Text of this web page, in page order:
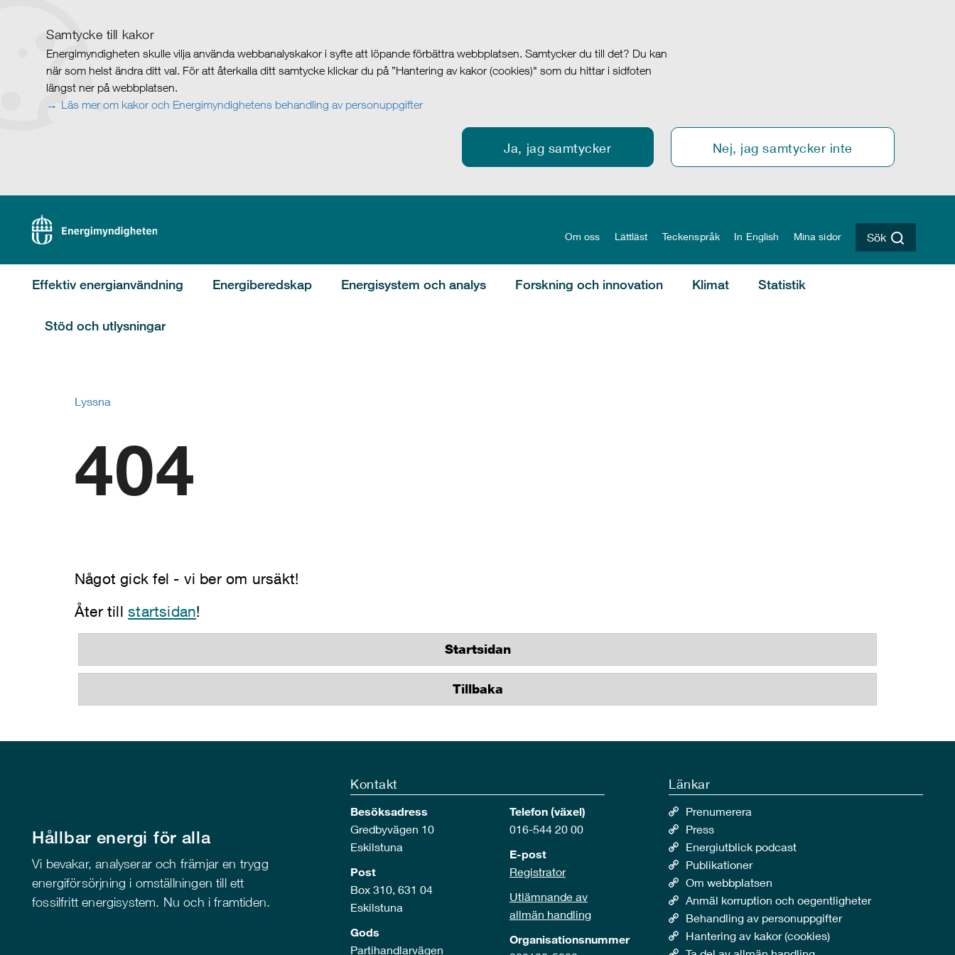
Samtycke till kakor
Energimyndigheten skulle vilja använda webbanalyskakor i syfte att löpande förbättra webbplatsen. Samtycker du till det? Du kan
när som helst ändra ditt val. För att återkalla ditt samtycke klickar du på ”Hantering av kakor (cookies)" som du hittar i sidfoten
längst ner på webbplatsen.
Läs mer om kakor och Energimyndighetens behandling av personuppgifter
Ja, jag samtycker Nej, jag samtycker inte
Om oss Lättläst Teckenspråk In English Mina sidor Sök
Effektiv energianvändning Energiberedskap Energisystem och analys Forskning och innovation Klimat Statistik
Stöd och utlysningar
Lyssna
404
Något gick fel - vi ber om ursäkt!
Åter tillstartsidan!
Startsidan
Tillbaka
Hållbar energi för alla
Vi bevakar, analyserar och främjar en trygg
energiförsörjning i omställningen till ett
fossilfritt energisystem. Nu och i framtiden.
Kontakt
Besöksadress
Gredbyvägen 10
Eskilstuna
Post
Box 310, 631 04
Eskilstuna
Gods
Partihandlarvägen
Telefon (växel)
016-544 20 00
E-post
Registrator
Utlämnande av
allmän handling
Organisationsnummer
Länkar
Prenumerera
Press
Energiutblick podcast
Publikationer
Om webbplatsen
Anmäl korruption och oegentligheter
Behandling av personuppgifter
Hantering av kakor (cookies)